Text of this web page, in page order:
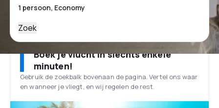
Zoek
Boek je vlucht in slechts enkele
minuten!
Gebruik de zoekbalk bovenaan de pagina. Vertel ons waar
en wanneer je vliegt, en wij regelen de rest.